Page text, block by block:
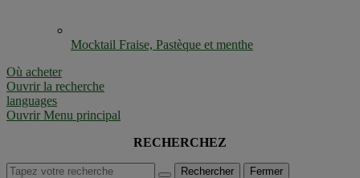
Mocktail Fraise, Pastèque et menthe
Où acheter
Ouvrir la recherche
languages
Ouvrir Menu principal
RECHERCHEZ
Rechercher Fermer